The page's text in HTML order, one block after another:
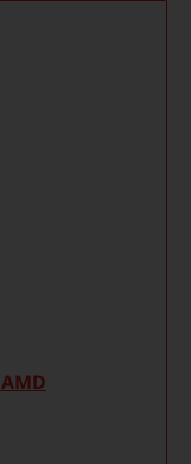
AMD